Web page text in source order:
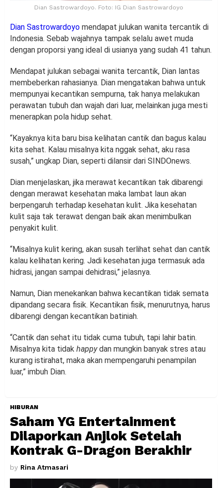
Dian Sastrowardoyo. Foto: IG Dian Sastrowardoyo
Dian Sastrowardoyo mendapat julukan wanita tercantik di
Indonesia. Sebab wajahnya tampak selalu awet muda
dengan proporsi yang ideal di usianya yang sudah 41 tahun.
Mendapat julukan sebagai wanita tercantik, Dian lantas
membeberkan rahasianya. Dian mengatakan bahwa untuk
mempunyai kecantikan sempurna, tak hanya melakukan
perawatan tubuh dan wajah dari luar, melainkan juga mesti
menerapkan pola hidup sehat.
“Kayaknya kita baru bisa kelihatan cantik dan bagus kalau
kita sehat. Kalau misalnya kita nggak sehat, aku rasa
susah,” ungkap Dian, seperti dilansir dari SINDOnews.
Dian menjelaskan, jika merawat kecantikan tak dibarengi
dengan merawat kesehatan maka lambat laun akan
berpengaruh terhadap kesehatan kulit. Jika kesehatan
kulit saja tak terawat dengan baik akan menimbulkan
penyakit kulit.
“Misalnya kulit kering, akan susah terlihat sehat dan cantik
kalau kelihatan kering. Jadi kesehatan juga termasuk ada
hidrasi, jangan sampai dehidrasi,” jelasnya.
Namun, Dian menekankan bahwa kecantikan tidak semata
dipandang secara fisik. Kecantikan fisik, menurutnya, harus
dibarengi dengan kecantikan batiniah.
“Cantik dan sehat itu tidak cuma tubuh, tapi lahir batin.
Misalnya kita tidak happydan mungkin banyak stres atau
kurang istirahat, maka akan mempengaruhi penampilan
luar,” imbuh Dian.
HIBURAN
Saham YG Entertainment
Dilaporkan Anjlok Setelah
Kontrak G-Dragon Berakhir
by Rina Atmasari